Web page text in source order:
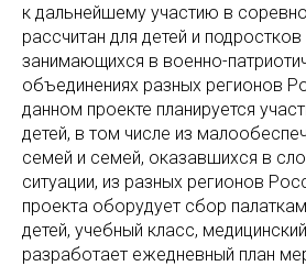
к дальнейшему участию в
рассчитан для детей и
занимающихся в военно-
объединениях разных регионов
данном проекте планируется
детей, в том числе из
семей и семей, оказавшихся в
ситуации, из разных регионов
проекта оборудует сбор
детей, учебный класс,
разработает ежедневный план